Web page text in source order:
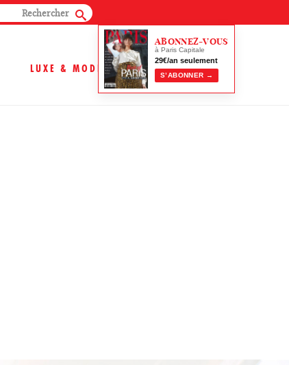
LUXE & MODE
ABONNEZ-VOUS
à Paris Capitale
29€/an seulement
S’ABONNER →